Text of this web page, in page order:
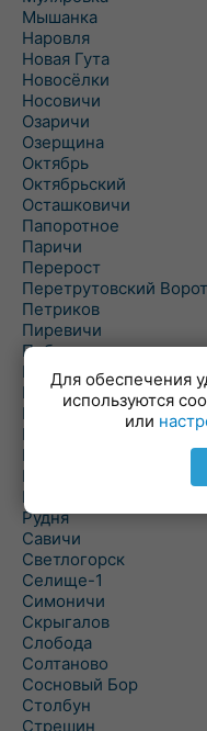
Мышанка
Наровля
Новая Гута
Новосёлки
Носовичи
Озаричи
Озерщина
Октябрь
Октябрьский
Осташковичи
Папоротное
Паричи
Перерост
Перетрутовский
Петриков
Пиревичи
Поболово
Поколюбичи
Полесье
Птичь
Речица
Ровенская Слобода
Рогачев
Рогинь
Рудня
Савичи
Светлогорск
Селище-1
Симоничи
Скрыгалов
Слобода
Солтаново
Сосновый Бор
Столбун
Стрешин
Для обеспечения
используются
или